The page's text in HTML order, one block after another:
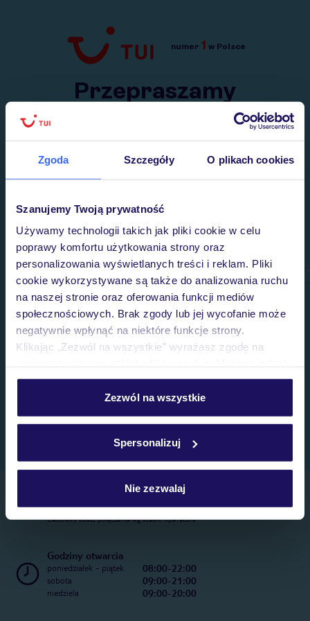
Zgoda Szczegóły O plikach cookies
Szanujemy Twoją prywatność
Używamy technologii takich jak pliki cookie w celu
poprawy komfortu użytkowania strony oraz
personalizowania wyświetlanych treści i reklam. Pliki
cookie wykorzystywane są także do analizowania ruchu
na naszej stronie oraz oferowania funkcji mediów
społecznościowych. Brak zgody lub jej wycofanie może
negatywnie wpłynąć na niektóre funkcje strony.
Klikając „Zezwól na wszystkie” wyrażasz zgodę na
personalizować swój wybór wchodząc w zakładkę
Szczegółowe informacje o plikach cookie znajdziesz
Zezwól na wszystkie
Spersonalizuj
Nie zezwalaj
Przejdź do TUI.pl
numer 1 w Polsce
Przepraszamy
Wysłaliśmy nasz serwis na krótkie wakacje.
Telefoniczne Centrum Rezerwacji
22 270 31 20
Całkowity koszt połączenia wg stawki operatora
Godziny otwarcia
poniedziałek - piątek 08:00-22:00
sobota 09:00-21:00
niedziela 09:00-20:00